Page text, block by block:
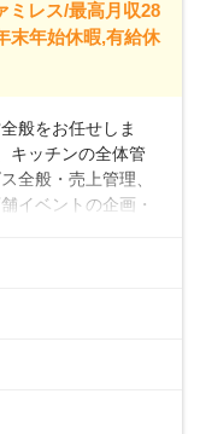
ミレス/最高月収28
末年始休暇,有給休
般をお任せしま
ッチンの全体管
全般・売上管理、
イベントの企画・
しますので、徐々
ストランでは、
す。配膳ロボット
、配膳ロボットに